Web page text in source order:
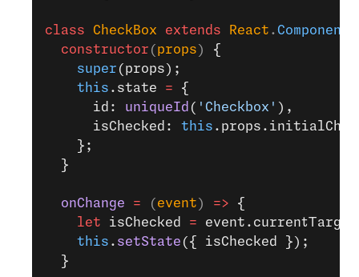
class CheckBox extends React .Component
  constructor
( props ) {
    super
(props);
    this
.state = {
      id:
uniqueId ( 'Checkbox' ),
      isChecked:
this
    };
  }
  onChange
= ( event ) => {
    let
isChecked =
    this
. setState ({ isChecked });
  }